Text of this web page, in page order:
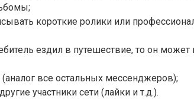
короткие ролики или
ездил в путешествие, то он
все остальных мессенджеров);
участники сети (лайки и т.д.).